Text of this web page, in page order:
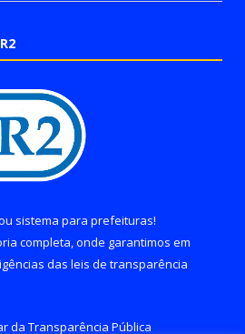
sistema para prefeituras!
completa, onde garantimos em
das leis de transparência
da Transparência Pública